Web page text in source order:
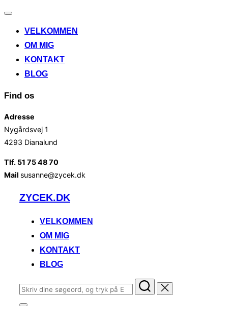
Slå
til/fraVELKOMMEN
OM MIG
KONTAKT
BLOG
Find os
Adresse
Nygårdsvej 1
4293 Dianalund
Tlf. 51 75 48 70
Mail susanne@zycek.dk
VidereZYCEK.DK
VELKOMMEN
OM MIG
KONTAKT
BLOG
Søg
efter:
Slå